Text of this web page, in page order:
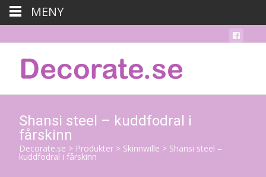
Shansi steel – kuddfodral i
fårskinn
Decorate.se > Produkter > Skinnwille > Shansi steel –
kuddfodral i fårskinn
MENY